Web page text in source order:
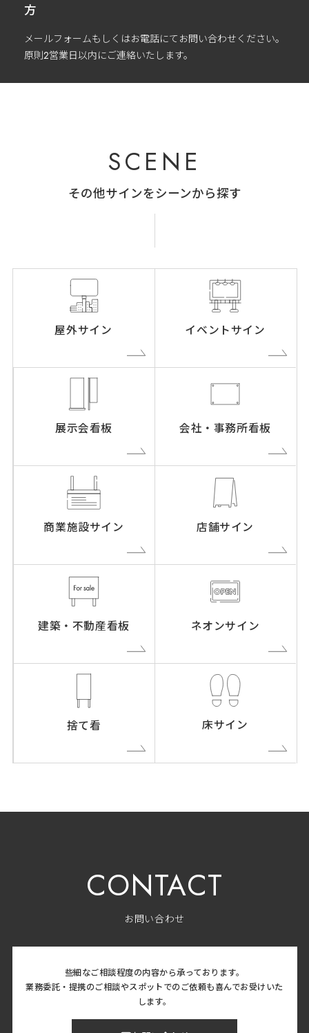
方
メールフォームもしくはお電話にてお問い合わせください。
原則2営業日以内にご連絡いたします。
SCENE
その他サインをシーンから探す
屋外サイン イベントサイン
展示会看板 会社・事務所看板
商業施設サイン 店舗サイン
建築・不動産看板 ネオンサイン
捨て看 床サイン
CONTACT
お問い合わせ
些細なご相談程度の内容から承っております。
業務委託・提携のご相談やスポットでのご依頼も喜んでお受けいた
します。